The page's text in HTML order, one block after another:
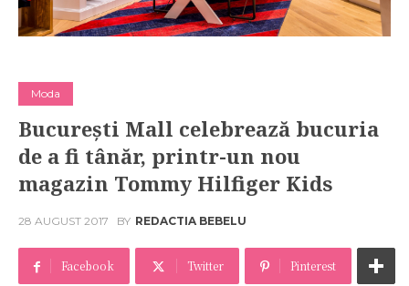
Moda
București Mall celebrează bucuria
de a fi tânăr, printr-un nou
magazin Tommy Hilfiger Kids
28 AUGUST 2017 BY REDACTIA BEBELU
Facebook Twitter Pinterest